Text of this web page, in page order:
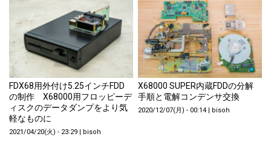
FDX68用外付け5.25インチFDD
の制作 X68000用フロッピーデ
ィスクのデータダンプをより気
軽なものに
2021/04/20(火) - 23:29 | bisoh
X68000 SUPER内蔵FDDの分解
手順と電解コンデンサ交換
2020/12/07(月) - 00:14 | bisoh